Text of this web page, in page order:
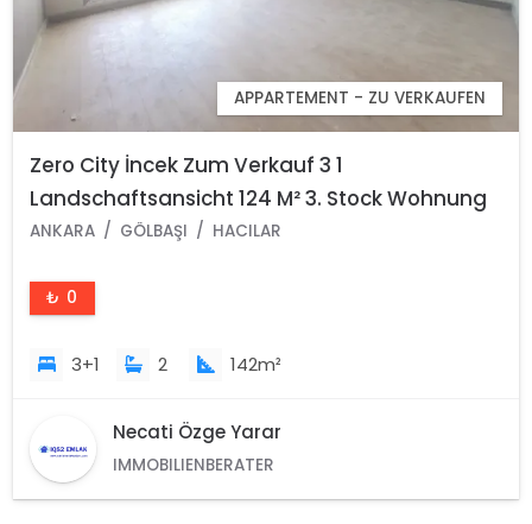
APPARTEMENT - ZU VERKAUFEN
Zero City İncek Zum Verkauf 3 1
Landschaftsansicht 124 M² 3. Stock Wohnung
Hacılar Stadtteil Gölbaşı Ankara
ANKARA GÖLBAŞI HACILAR
₺ 0
3+1 2 142m²
Necati Özge Yarar
IMMOBILIENBERATER